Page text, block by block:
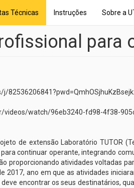
Técnicas Instruções Sobre a
para
videos/watch/96eb3240-fd98-4f38-
de extensão Laboratório TUTOR
continuar operante, integrando
proporcionando atividades voltadas
2017, ano em que as atividades
encontrar os seus destinatários,